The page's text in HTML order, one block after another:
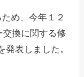
め、今年１２
交換に関する修
表しました。